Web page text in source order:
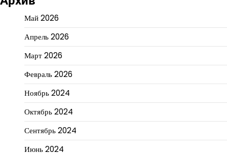
Май 2026
Апрель 2026
Март 2026
Февраль 2026
Ноябрь 2024
Октябрь 2024
Сентябрь 2024
Июнь 2024